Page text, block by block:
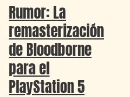
Rumor: La
remasterización
de Bloodborne
para el
PlayStation 5